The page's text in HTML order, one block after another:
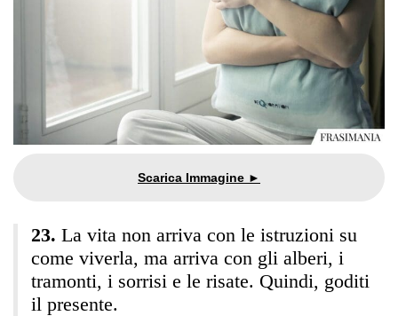
La vita non arriva con le istruzioni su
come viverla, ma arriva con gli alberi, i
tramonti, i sorrisi e le risate. Quindi, goditi
il presente.